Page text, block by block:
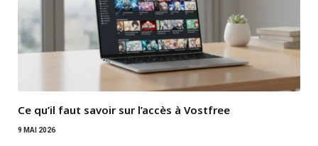
Ce qu’il faut savoir sur l’accès à Vostfree
9 MAI 2026